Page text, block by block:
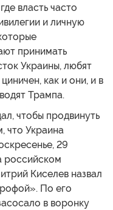
власть часто
и личную
принимать
Украины, любят
как и они, и в
Трампа.
чтобы продвинуть
что Украина
29
российском
Киселев назвал
По его
в воронку